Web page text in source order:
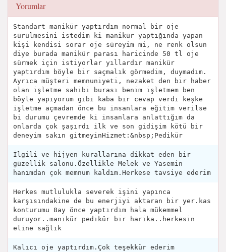
Yorumlar
Standart manikür yaptırdım normal bir oje
sürülmesini istedim ki manikür yaptığında yapan
kişi kendisi sorar oje süreyim mi, ne renk olsun
diye burada manikür parası haricinde 50 tl oje
sürmek için istiyorlar yıllardır manikür
yaptırdım böyle bir saçmalık görmedim, duymadım.
Ayrıca müşteri memnuniyeti, nezaket den bir haber
olan işletme sahibi burası benim işletmem ben
böyle yapıyorum gibi kaba bir cevap verdi keşke
işletme açmadan önce bu insanlara eğitim verilse
bi durumu çevremde ki insanlara anlattığım da
onlarda çok şaşırdı ilk ve son gidişim kötü bir
deneyim sakın gitmeyinHizmet:&nbsp;Pedikür
İlgili ve hijyen kurallarına dikkat eden bir
güzellik salonu.Özellikle Melek ve Yasemin
hanımdan çok memnum kaldım.Herkese tavsiye ederim
Herkes mutlulukla severek işini yapınca
karşısındakine de bu enerjiyi aktaran bir yer.kas
konturumu 8ay önce yaptırdım hala mükemmel
duruyor..manikür pedikür bir harika..herkesin
eline sağlık
Kalıcı oje yaptırdım.Çok teşekkür ederim